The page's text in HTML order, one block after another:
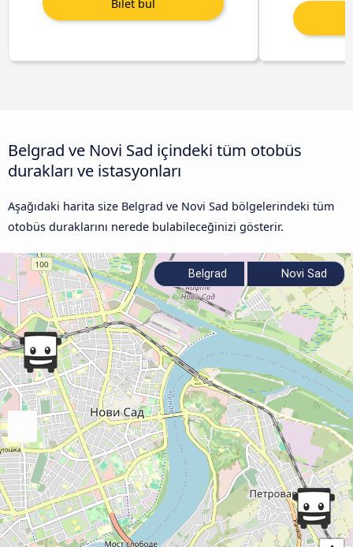
Belgrad ve Novi Sad içindeki tüm otobüs
durakları ve istasyonları
Aşağıdaki harita size Belgrad ve Novi Sad bölgelerindeki tüm
otobüs duraklarını nerede bulabileceğinizi gösterir.
Belgrad Novi Sad